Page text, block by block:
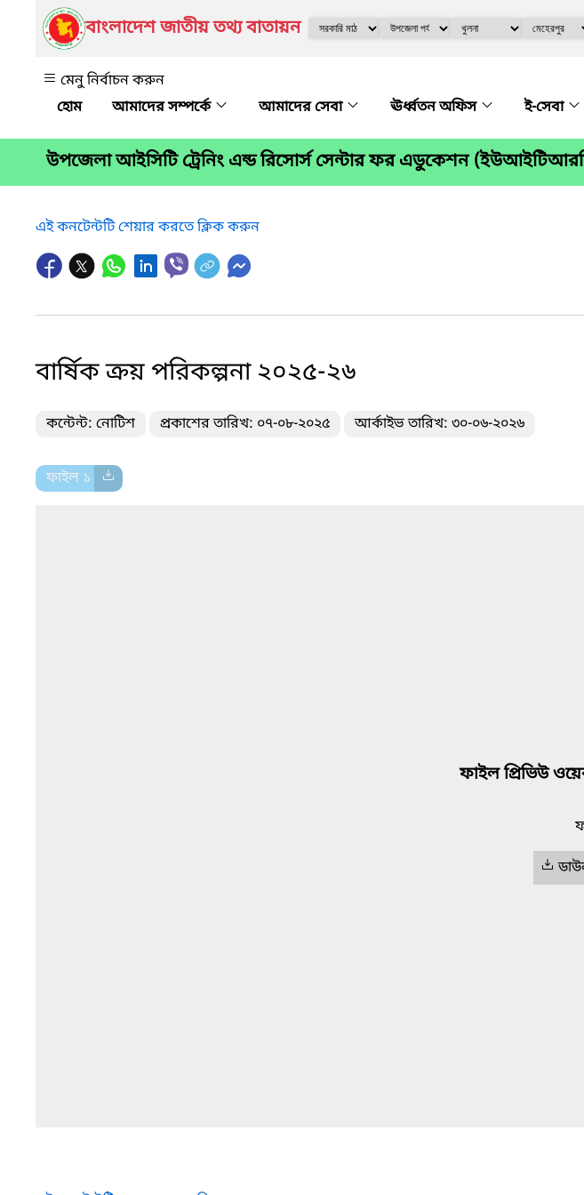
বাংলাদেশ জাতীয় তথ্য বাতায়ন
মেনু নির্বাচন করুন
আমাদের সম্পর্কে
আমাদের সেবা ঊর্ধ্বতন অফিস ই-সেবা
উপজেলা আইসিটি ট্রেনিং এন্ড রিসোর্স সেন্টার ফর এডুকেশন
এই কনটেন্টটি শেয়ার করতে ক্লিক করুন
বার্ষিক ক্রয় পরিকল্পনা ২০২৫-২৬
কন্টেন্ট: নোটিশ প্রকাশের তারিখ: ০৭-০৮-২০২৫ আর্কাইভ তারিখ: ৩০-০৬-২০২৬
ফাইল ১
ফাইল প্রিভিউ